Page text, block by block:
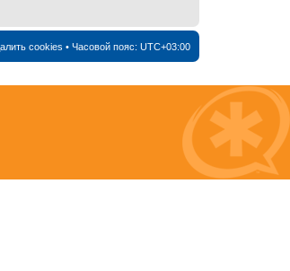
cookies • Часовой пояс:UTC+03:00